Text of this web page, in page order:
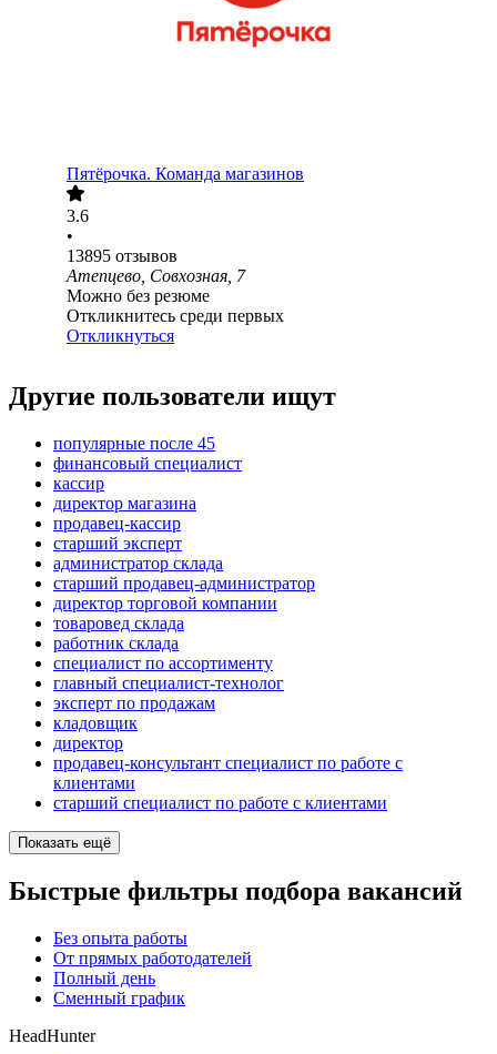
Пятёрочка. Команда магазинов
3.6
•
13895 отзывов
Атепцево, Совхозная, 7
Можно без резюме
Откликнитесь среди первых
Откликнуться
Другие пользователи ищут
популярные после 45
финансовый специалист
кассир
директор магазина
продавец-кассир
старший эксперт
администратор склада
старший продавец-администратор
директор торговой компании
товаровед склада
работник склада
специалист по ассортименту
главный специалист-технолог
эксперт по продажам
кладовщик
директор
продавец-консультант специалист по работе с
клиентами
старший специалист по работе с клиентами
Показать ещё
Быстрые фильтры подбора вакансий
Без опыта работы
От прямых работодателей
Полный день
Сменный график
HeadHunter